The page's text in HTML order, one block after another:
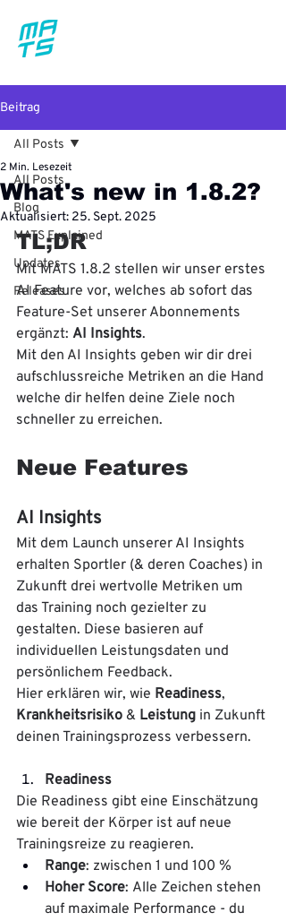
Beitrag
All Posts
Blog
MATS Explained
Updates
Releases
All Posts
What's new in 1.8.2?
2 Min. Lesezeit
Aktualisiert: 25. Sept. 2025
TL;DR
Mit MATS 1.8.2 stellen wir unser erstes
AI Feature vor, welches ab sofort das
Feature-Set unserer Abonnements
ergänzt: AI Insights.
Mit den AI Insights geben wir dir drei
aufschlussreiche Metriken an die Hand
welche dir helfen deine Ziele noch
schneller zu erreichen.
Neue Features
AI Insights
Mit dem Launch unserer AI Insights
erhalten Sportler (& deren Coaches) in
Zukunft drei wertvolle Metriken um
das Training noch gezielter zu
gestalten. Diese basieren auf
individuellen Leistungsdaten und
persönlichem Feedback.
Hier erklären wir, wie Readiness,
Krankheitsrisiko & Leistung in Zukunft
deinen Trainingsprozess verbessern.
Readiness
Die Readiness gibt eine Einschätzung
wie bereit der Körper ist auf neue
Trainingsreize zu reagieren.
Range: zwischen 1 und 100 %
Hoher Score: Alle Zeichen stehen
auf maximale Performance - du